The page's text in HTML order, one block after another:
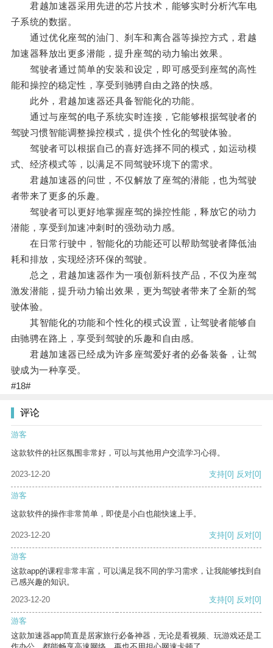
君越加速器采用先进的芯片技术，能够实时分析汽车电
子系统的数据。
通过优化座驾的油门、刹车和离合器等操控方式，君越
加速器释放出更多潜能，提升座驾的动力输出效果。
驾驶者通过简单的安装和设定，即可感受到座驾的高性
能和操控的稳定性，享受到驰骋自由之路的快感。
此外，君越加速器还具备智能化的功能。
通过与座驾的电子系统实时连接，它能够根据驾驶者的
驾驶习惯智能调整操控模式，提供个性化的驾驶体验。
驾驶者可以根据自己的喜好选择不同的模式，如运动模
式、经济模式等，以满足不同驾驶环境下的需求。
君越加速器的问世，不仅解放了座驾的潜能，也为驾驶
者带来了更多的乐趣。
驾驶者可以更好地掌握座驾的操控性能，释放它的动力
潜能，享受到加速冲刺时的强劲动力感。
在日常行驶中，智能化的功能还可以帮助驾驶者降低油
耗和排放，实现经济环保的驾驶。
总之，君越加速器作为一项创新科技产品，不仅为座驾
激发潜能，提升动力输出效果，更为驾驶者带来了全新的驾
驶体验。
其智能化的功能和个性化的模式设置，让驾驶者能够自
由驰骋在路上，享受到驾驶的乐趣和自由感。
君越加速器已经成为许多座驾爱好者的必备装备，让驾
驶成为一种享受。
#18#
评论
游客
这款软件的社区氛围非常好，可以与其他用户交流学习心得。
2023-12-20 支持[0] 反对[0]
游客
这款软件的操作非常简单，即使是小白也能快速上手。
2023-12-20 支持[0] 反对[0]
游客
这款app的课程非常丰富，可以满足我不同的学习需求，让我能够找到自
己感兴趣的知识。
2023-12-20
支持[0] 反对[0]
游客
这款加速器app简直是居家旅行必备神器，无论是看视频、玩游戏还是工